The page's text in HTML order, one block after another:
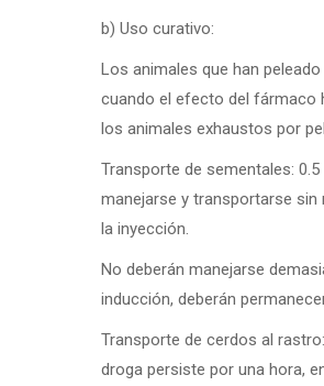
b) Uso curativo:
Los animales que han
cuando el efecto del fármaco
los animales exhaustos por
Transporte de sementales:
manejarse y transportarse sin
la inyección.
No deberán manejarse
inducción, deberán
Transporte de cerdos al rastro:
droga persiste por una hora,